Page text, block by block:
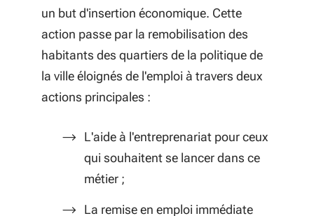
un but d'insertion économique. Cette
action passe par la remobilisation des
habitants des quartiers de la politique de
la ville éloignés de l'emploi à travers deux
actions principales :
L'aide à l'entreprenariat pour ceux
qui souhaitent se lancer dans ce
métier ;
La remise en emploi immédiate